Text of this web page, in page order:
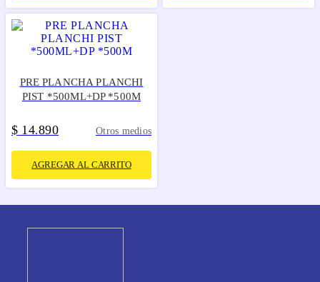
PRE PLANCHA PLANCHI
PIST *500ML+DP *500M
$ 14.890 Otros medios
AGREGAR AL CARRITO